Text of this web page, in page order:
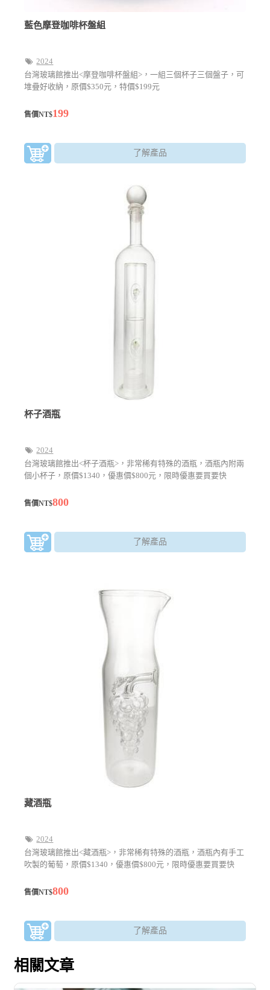
藍色摩登咖啡杯盤組
2024
台灣玻璃館推出<摩登咖啡杯盤組>，一組三個杯子三個盤子，可
堆疊好收納，原價$350元，特價$199元
售價NT$199
了解產品
杯子酒瓶
2024
台灣玻璃館推出<杯子酒瓶>，非常稀有特殊的酒瓶，酒瓶內附兩
個小杯子，原價$1340，優惠價$800元，限時優惠要買要快
售價NT$800
了解產品
藏酒瓶
2024
台灣玻璃館推出<藏酒瓶>，非常稀有特殊的酒瓶，酒瓶內有手工
吹製的葡萄，原價$1340，優惠價$800元，限時優惠要買要快
售價NT$800
了解產品
相關文章